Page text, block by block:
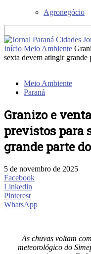
Agronegócio
Início Meio Ambiente
sexta devem atingir grande
Meio Ambiente
Paraná
Granizo e
previstos para
grande parte
5 de novembro de 2025
Facebook
Linkedin
Pinterest
WhatsApp
As chuvas voltam
meteorológico do